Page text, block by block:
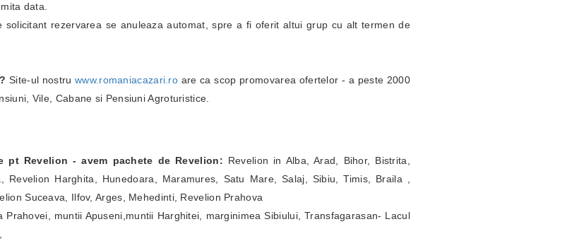
data.
rezervarea se anuleaza automat, spre a fi oferit altui grup cu alt termen de
Site-ul nostruwww.romaniacazari.ro are ca scop promovarea ofertelor - a peste 2000
Vile, Cabane si Pensiuni Agroturistice.
pt Revelion - avem pachete de Revelion: Revelion in Alba, Arad, Bihor, Bistrita,
Revelion Harghita, Hunedoara, Maramures, Satu Mare, Salaj, Sibiu, Timis, Braila ,
Suceava, Ilfov, Arges, Mehedinti, Revelion Prahova
Prahovei, muntii Apuseni,muntii Harghitei, marginimea Sibiului, Transfagarasan- Lacul